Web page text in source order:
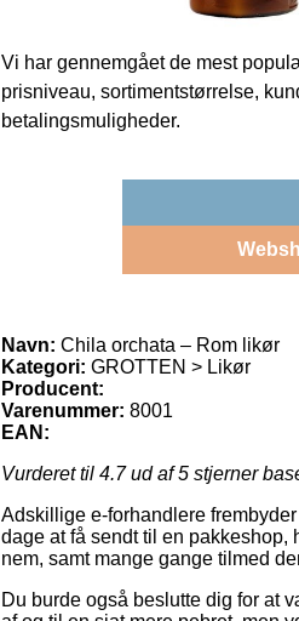
Vi har gennemgået de mest
prisniveau, sortimentstørrelse,
betalingsmuligheder.
Navn: Chila orchata – Rom likør
Kategori: GROTTEN > Likør
Producent:
Varenummer: 8001
EAN:
Vurderet til 4.7ud af 5 stjerner
Adskillige e-forhandlere
dage at få sendt til en
nem, samt mange gange tilmed
Du burde også beslutte dig for at